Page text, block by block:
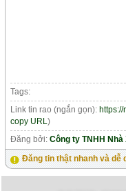
Tags:
Link tin rao (ngắn gọn):
copy URL)
Đăng bởi:Công ty TNHH Nhà
Đăng tin thật nhanh và dễ